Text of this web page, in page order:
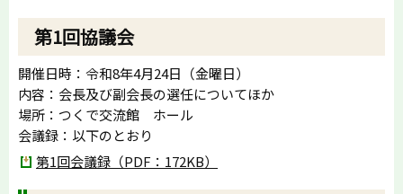
第1回協議会
開催日時：令和8年4月24日（金曜日）
内容：会長及び副会長の選任についてほか
場所：つくで交流館 ホール
会議録：以下のとおり
第1回会議録（PDF：172KB）